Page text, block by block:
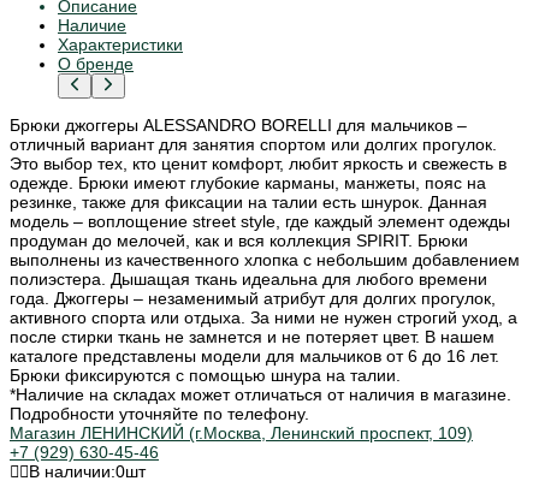
Описание
Наличие
Характеристики
О бренде
Брюки джоггеры ALESSANDRO BORELLI для мальчиков –
отличный вариант для занятия спортом или долгих прогулок.
Это выбор тех, кто ценит комфорт, любит яркость и свежесть в
одежде. Брюки имеют глубокие карманы, манжеты, пояс на
резинке, также для фиксации на талии есть шнурок. Данная
модель – воплощение street style, где каждый элемент одежды
продуман до мелочей, как и вся коллекция SPIRIT. Брюки
выполнены из качественного хлопка с небольшим добавлением
полиэстера. Дышащая ткань идеальна для любого времени
года. Джоггеры – незаменимый атрибут для долгих прогулок,
активного спорта или отдыха. За ними не нужен строгий уход, а
после стирки ткань не замнется и не потеряет цвет. В нашем
каталоге представлены модели для мальчиков от 6 до 16 лет.
Брюки фиксируются с помощью шнура на талии.
*Наличие на складах может отличаться от наличия в магазине.
Подробности уточняйте по телефону.
Магазин ЛЕНИНСКИЙ (г.Москва, Ленинский проспект, 109)
+7 (929) 630-45-46
В наличии:0шт